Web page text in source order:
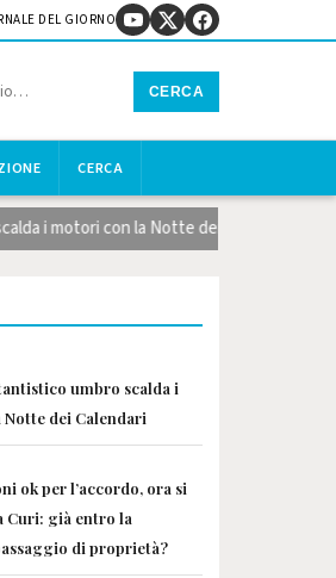
DEL GIORNO
CERCA
CERCA
con la Notte dei Calendari
umbro scalda i
dei Calendari
ok per l’accordo, ora si
Curi: già entro la
di proprietà?